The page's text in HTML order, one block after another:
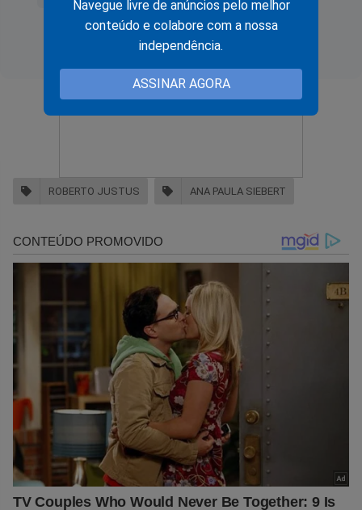
Navegue livre de anúncios pelo melhor
conteúdo e colabore com a nossa
independência.
ASSINAR AGORA
ROBERTO JUSTUS ANA PAULA SIEBERT